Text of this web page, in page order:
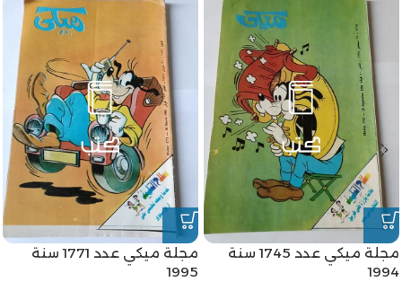
مجلة ميكي عدد 1745 سنة
1994
مجلة ميكي عدد 1771 سنة
1995